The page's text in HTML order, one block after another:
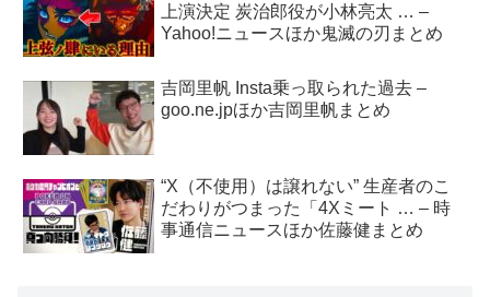
上演決定 炭治郎役が小林亮太 … –
Yahoo!ニュースほか鬼滅の刃まとめ
吉岡里帆 Insta乗っ取られた過去 –
goo.ne.jpほか吉岡里帆まとめ
“X（不使用）は譲れない” 生産者のこ
だわりがつまった「4Xミート … – 時
事通信ニュースほか佐藤健まとめ